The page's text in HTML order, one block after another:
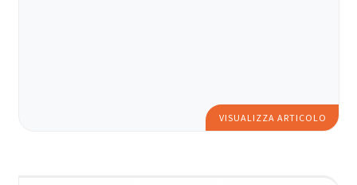
VISUALIZZA ARTICOLO